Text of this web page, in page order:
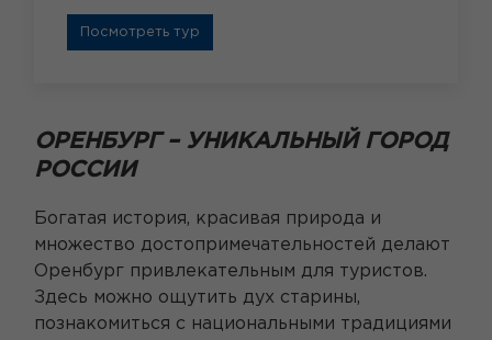
Посмотреть тур
ОРЕНБУРГ – УНИКАЛЬНЫЙ ГОРОД
РОССИИ
Богатая история, красивая природа и
множество достопримечательностей делают
Оренбург привлекательным для туристов.
Здесь можно ощутить дух старины,
познакомиться с национальными традициями